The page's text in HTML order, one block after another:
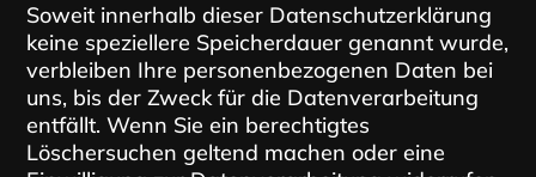
Soweit innerhalb dieser Datenschutzerklärung
keine speziellere Speicherdauer genannt wurde,
verbleiben Ihre personenbezogenen Daten bei
uns, bis der Zweck für die Datenverarbeitung
entfällt. Wenn Sie ein berechtigtes
Löschersuchen geltend machen oder eine